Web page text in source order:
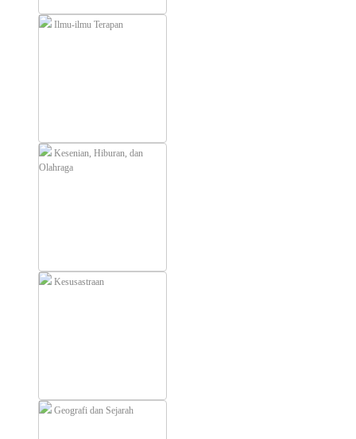
Ilmu-ilmu Terapan
Kesenian, Hiburan, dan
Olahraga
Kesusastraan
Geografi dan Sejarah